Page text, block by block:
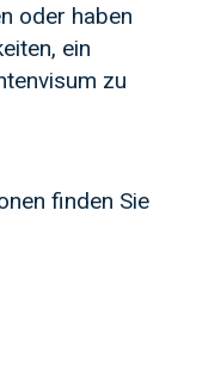
oder haben
ein
zu
finden Sie